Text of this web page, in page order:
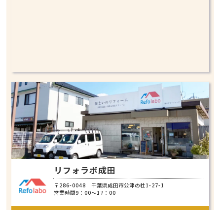
リフォラボ成田
〒286-0048 千葉県成田市公津の杜1-27-1
営業時間9：00～17：00